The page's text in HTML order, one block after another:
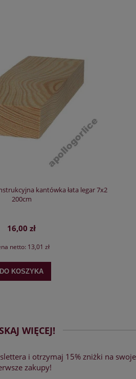
kantówka łata legar 7x2
200cm
16,00 zł
netto: 13,01 zł
DO KOSZYKA
WIĘCEJ!
i otrzymaj 15% zniżki na swoje
zakupy!